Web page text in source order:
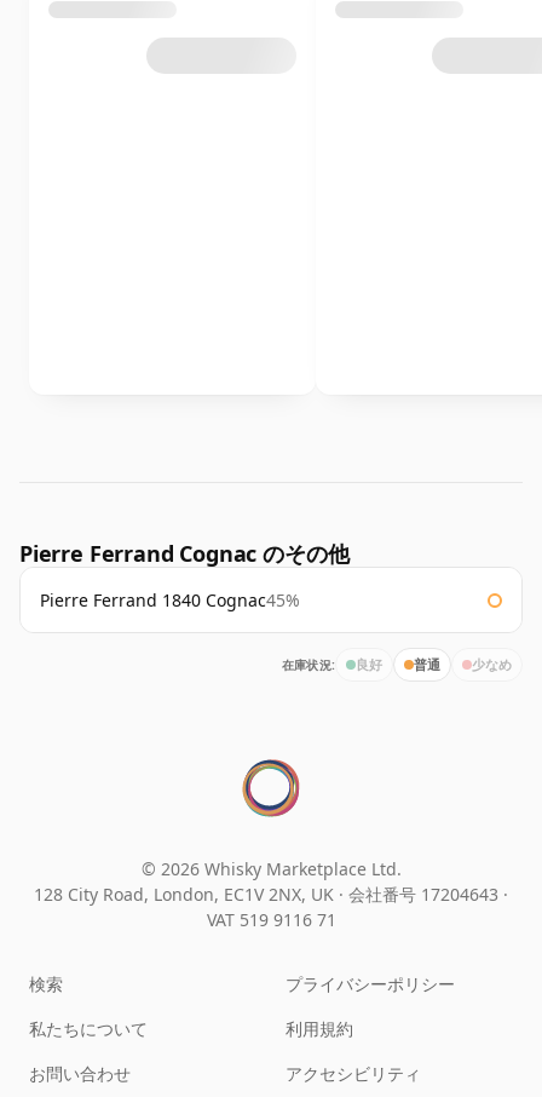
Pierre Ferrand Cognac のその他
Pierre Ferrand 1840 Cognac45%
在庫状況: 良好 普通 少なめ
© 2026 Whisky Marketplace Ltd.
128 City Road, London, EC1V 2NX, UK · 会社番号 17204643 ·
VAT 519 9116 71
検索
私たちについて
お問い合わせ
プライバシーポリシー
利用規約
アクセシビリティ